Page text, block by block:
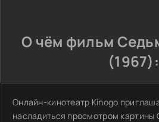
О чём фильм
(1967):
Онлайн-кинотеатр Kinogo
насладиться просмотром картины